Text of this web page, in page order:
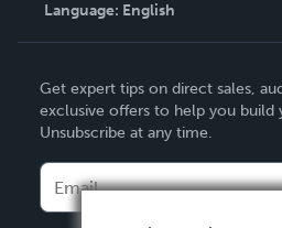
Contact Support
Language: English
Deutsch
Français
Español
Get expert tips on direct sales,
exclusive offers to help you build
Unsubscribe at any time.